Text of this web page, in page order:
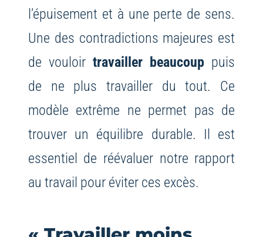
l’épuisement et à une perte de sens.
Une des contradictions majeures est
de vouloir travailler beaucoup puis
de ne plus travailler du tout. Ce
modèle extrême ne permet pas de
trouver un équilibre durable. Il est
essentiel de réévaluer notre rapport
au travail pour éviter ces excès.